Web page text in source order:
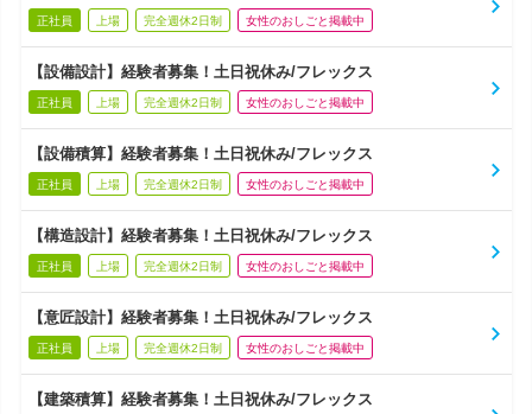
正社員 上場 完全週休2日制 女性のおしごと掲載中
【設備設計】経験者募集！土日祝休み/フレックス
正社員 上場 完全週休2日制 女性のおしごと掲載中
【設備積算】経験者募集！土日祝休み/フレックス
正社員 上場 完全週休2日制 女性のおしごと掲載中
【構造設計】経験者募集！土日祝休み/フレックス
正社員 上場 完全週休2日制 女性のおしごと掲載中
【意匠設計】経験者募集！土日祝休み/フレックス
正社員 上場 完全週休2日制 女性のおしごと掲載中
【建築積算】経験者募集！土日祝休み/フレックス